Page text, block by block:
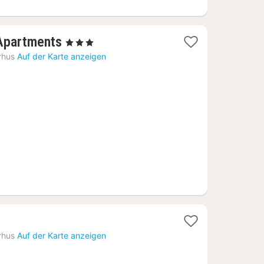
1
Nacht
, 3 Sterne
Auf der Karte anzeigen
Auf der Karte anzeigen